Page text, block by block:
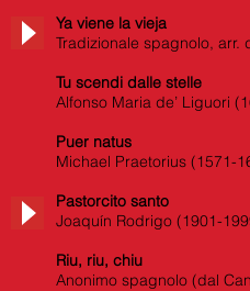
Ya viene la vieja
Tradizionale spagnolo, arr.
Tu scendi dalle stelle
Alfonso Maria de’ Liguori
Puer natus
Michael Praetorius (1571-
Pastorcito santo
Joaquín Rodrigo (1901-
Riu, riu, chiu
Anonimo spagnolo (dal